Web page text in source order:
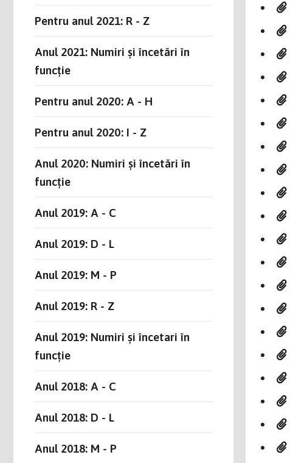
Pentru anul 2021: R - Z
Anul 2021: Numiri și încetări în
funcție
Pentru anul 2020: A - H
Pentru anul 2020: I - Z
Anul 2020: Numiri și încetări în
funcție
Anul 2019: A - C
Anul 2019: D - L
Anul 2019: M - P
Anul 2019: R - Z
Anul 2019: Numiri și încetari în
funcție
Anul 2018: A - C
Anul 2018: D - L
Anul 2018: M - P